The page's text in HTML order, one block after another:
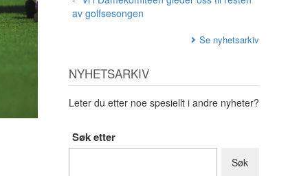
av golfsesongen
Se nyhetsarkiv
NYHETSARKIV
Leter du etter noe spesiellt i andre nyheter?
Søk etter